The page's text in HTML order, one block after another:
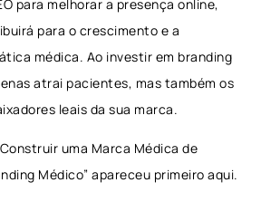
para melhorar a presença online,
para o crescimento e a
médica. Ao investir em branding
atrai pacientes, mas também os
leais da sua marca.
uma Marca Médica de
Médico” apareceu primeiro aqui.